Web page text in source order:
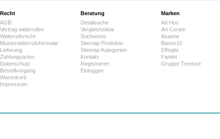
Recht
AGB
Vertrag widerrufen
Widerrufsrecht
Musterwiderrufsformular
Lieferung
Zahlungsarten
Datenschutz
Bestellvorgang
Warenkorb
Impressum
Beratung
Detailsuche
Vergleichsliste
Suchworte
Sitemap Produkte
Sitemap Kategorien
Kontakt
Registrieren
Einloggen
Marken
Ad Hoc
Art Ceram
Axaone
Banos10
Effegibi
Fantini
Gruppo Treesse